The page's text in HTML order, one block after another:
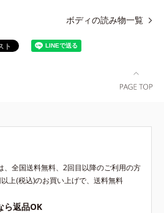
ボディの読み物一覧
、全国送料無料、2回目以降のご利用の方
上(税込)のお買い上げで、送料無料
ら返品OK